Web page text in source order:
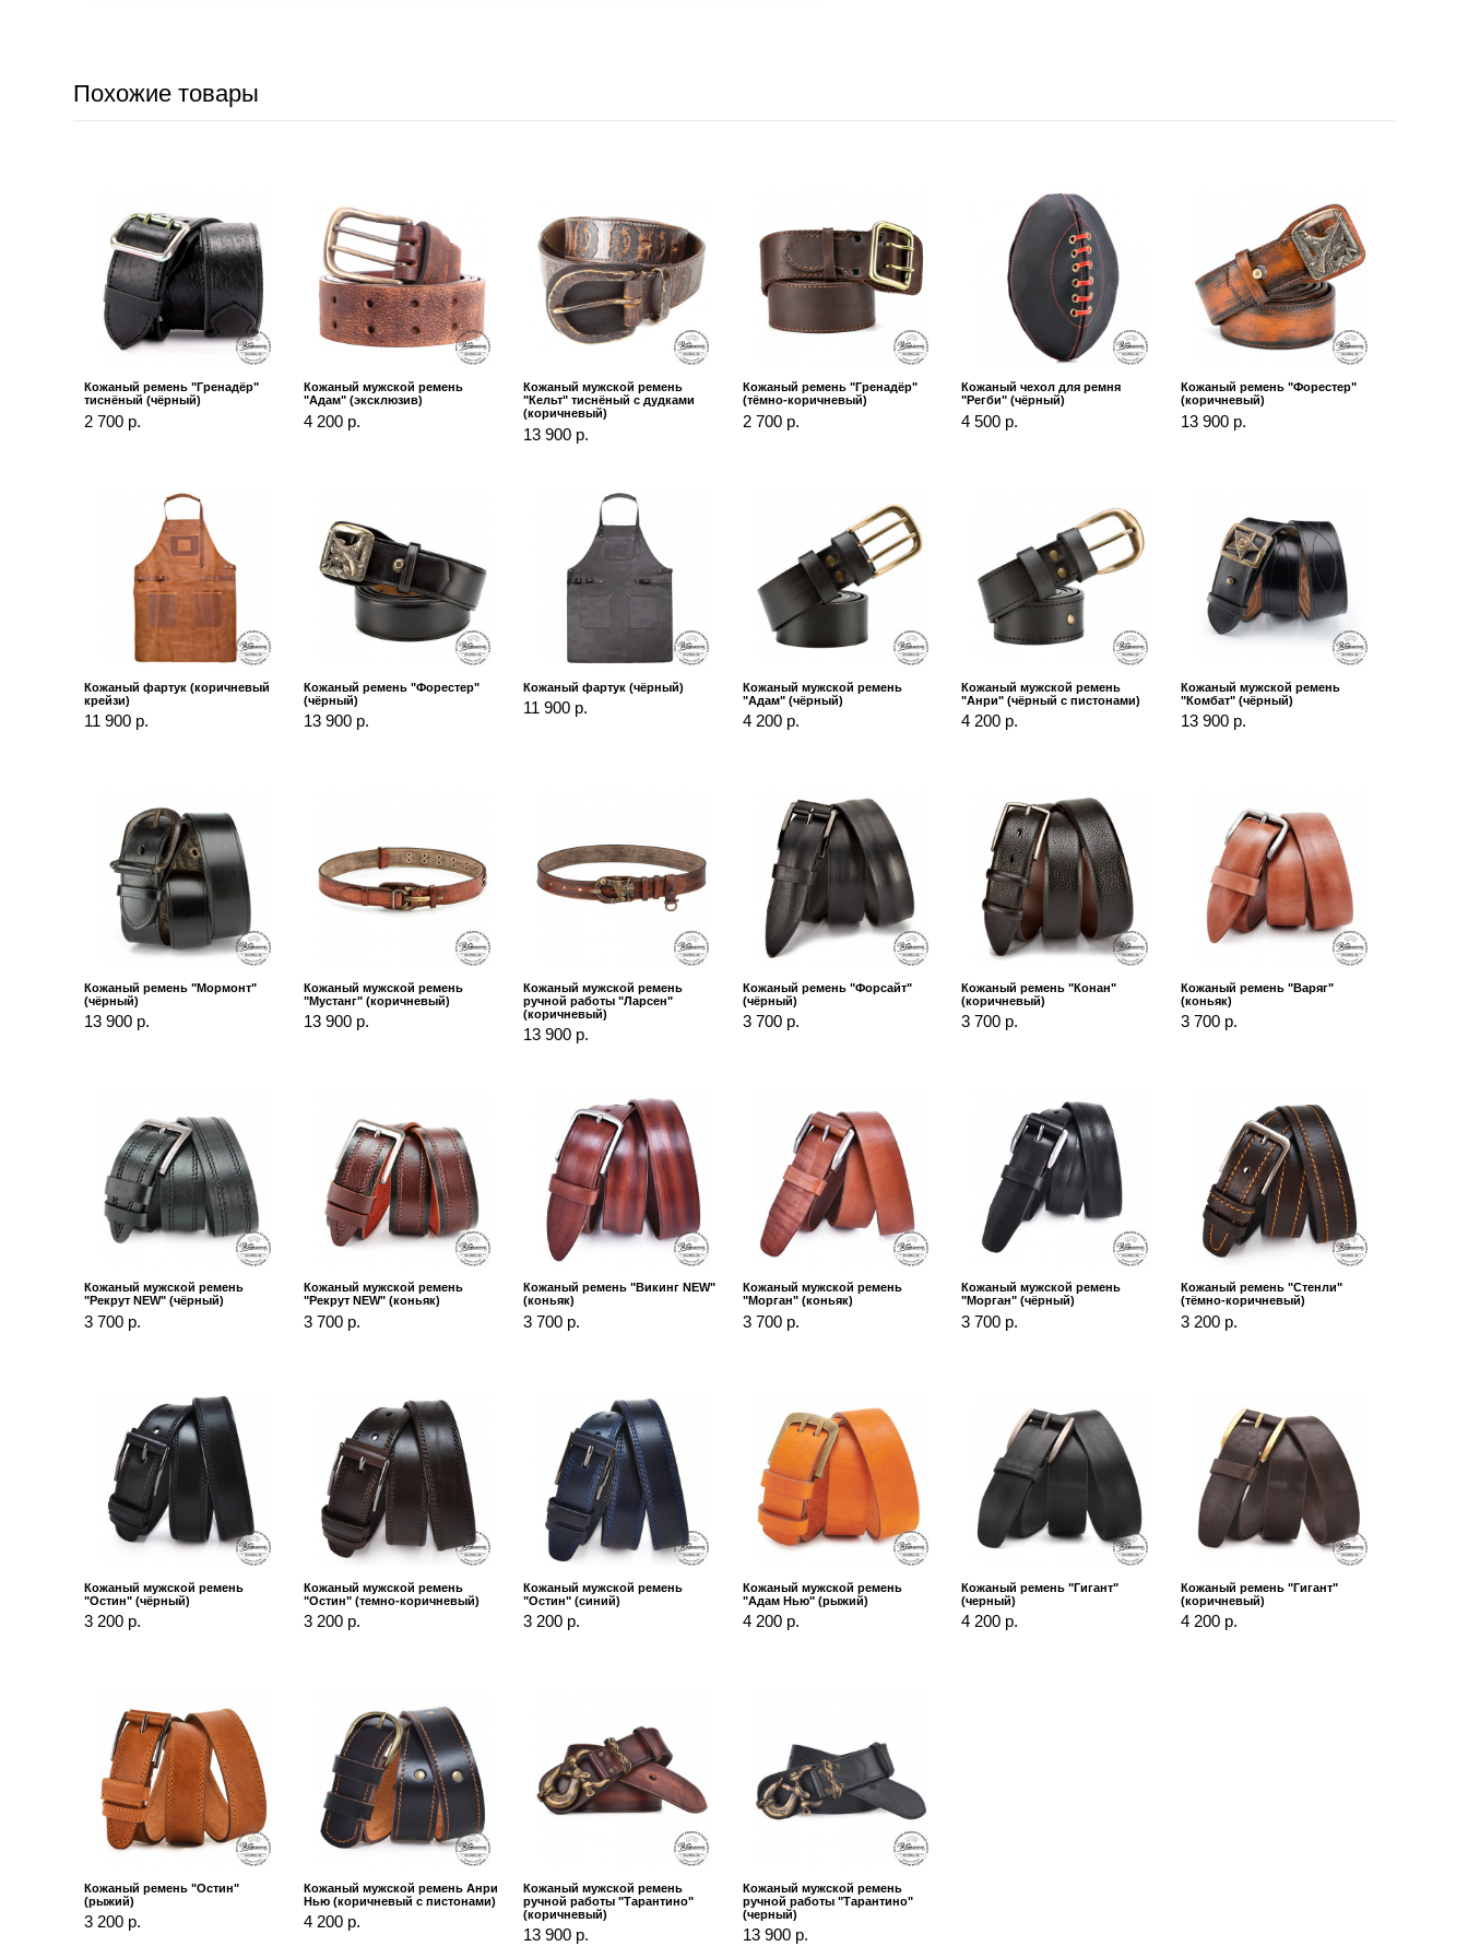
Похожие товары
Кожаный ремень "Гренадёр"
тиснёный (чёрный)
2 700 р.
Кожаный мужской ремень
"Адам" (эксклюзив)
4 200 р.
Кожаный мужской ремень
"Кельт" тиснёный с дудками
(коричневый)
13 900 р.
Кожаный ремень "Гренадёр"
(тёмно-коричневый)
2 700 р.
Кожаный чехол для ремня
"Регби" (чёрный)
4 500 р.
Кожаный ремень "Форестер"
(коричневый)
13 900 р.
Кожаный фартук (коричневый
крейзи)
11 900 р.
Кожаный ремень "Форестер"
(чёрный)
13 900 р.
Кожаный фартук (чёрный)
11 900 р.
Кожаный мужской ремень
"Адам" (чёрный)
4 200 р.
Кожаный мужской ремень
"Анри" (чёрный с пистонами)
4 200 р.
Кожаный мужской ремень
"Комбат" (чёрный)
13 900 р.
Кожаный ремень "Мормонт"
(чёрный)
13 900 р.
Кожаный мужской ремень
"Мустанг" (коричневый)
13 900 р.
Кожаный мужской ремень
ручной работы "Ларсен"
(коричневый)
13 900 р.
Кожаный ремень "Форсайт"
(чёрный)
3 700 р.
Кожаный ремень "Конан"
(коричневый)
3 700 р.
Кожаный ремень "Варяг"
(коньяк)
3 700 р.
Кожаный мужской ремень
"Рекрут NEW" (чёрный)
3 700 р.
Кожаный мужской ремень
"Рекрут NEW" (коньяк)
3 700 р.
Кожаный ремень "Викинг NEW"
(коньяк)
3 700 р.
Кожаный мужской ремень
"Морган" (коньяк)
3 700 р.
Кожаный мужской ремень
"Морган" (чёрный)
3 700 р.
Кожаный ремень "Стенли"
(тёмно-коричневый)
3 200 р.
Кожаный мужской ремень
"Остин" (чёрный)
3 200 р.
Кожаный мужской ремень
"Остин" (темно-коричневый)
3 200 р.
Кожаный мужской ремень
"Остин" (синий)
3 200 р.
Кожаный мужской ремень
"Адам Нью" (рыжий)
4 200 р.
Кожаный ремень "Гигант"
(черный)
4 200 р.
Кожаный ремень "Гигант"
(коричневый)
4 200 р.
Кожаный ремень "Остин"
(рыжий)
3 200 р.
Кожаный мужской ремень Анри
Нью (коричневый с пистонами)
4 200 р.
Кожаный мужской ремень
ручной работы "Тарантино"
(коричневый)
13 900 р.
Кожаный мужской ремень
ручной работы "Тарантино"
(черный)
13 900 р.